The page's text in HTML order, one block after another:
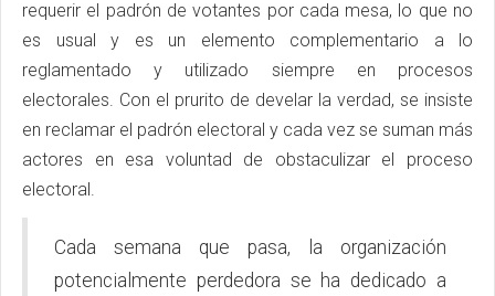
requerir el padrón de votantes por cada mesa, lo que no
es usual y es un elemento complementario a lo
reglamentado y utilizado siempre en procesos
electorales. Con el prurito de develar la verdad, se insiste
en reclamar el padrón electoral y cada vez se suman más
actores en esa voluntad de obstaculizar el proceso
electoral.
Cada semana que pasa, la organización
potencialmente perdedora se ha dedicado a